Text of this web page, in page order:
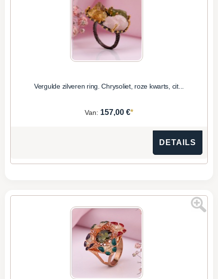
Vergulde zilveren ring. Chrysoliet, roze kwarts, cit...
Van: 157,00 €*
DETAILS